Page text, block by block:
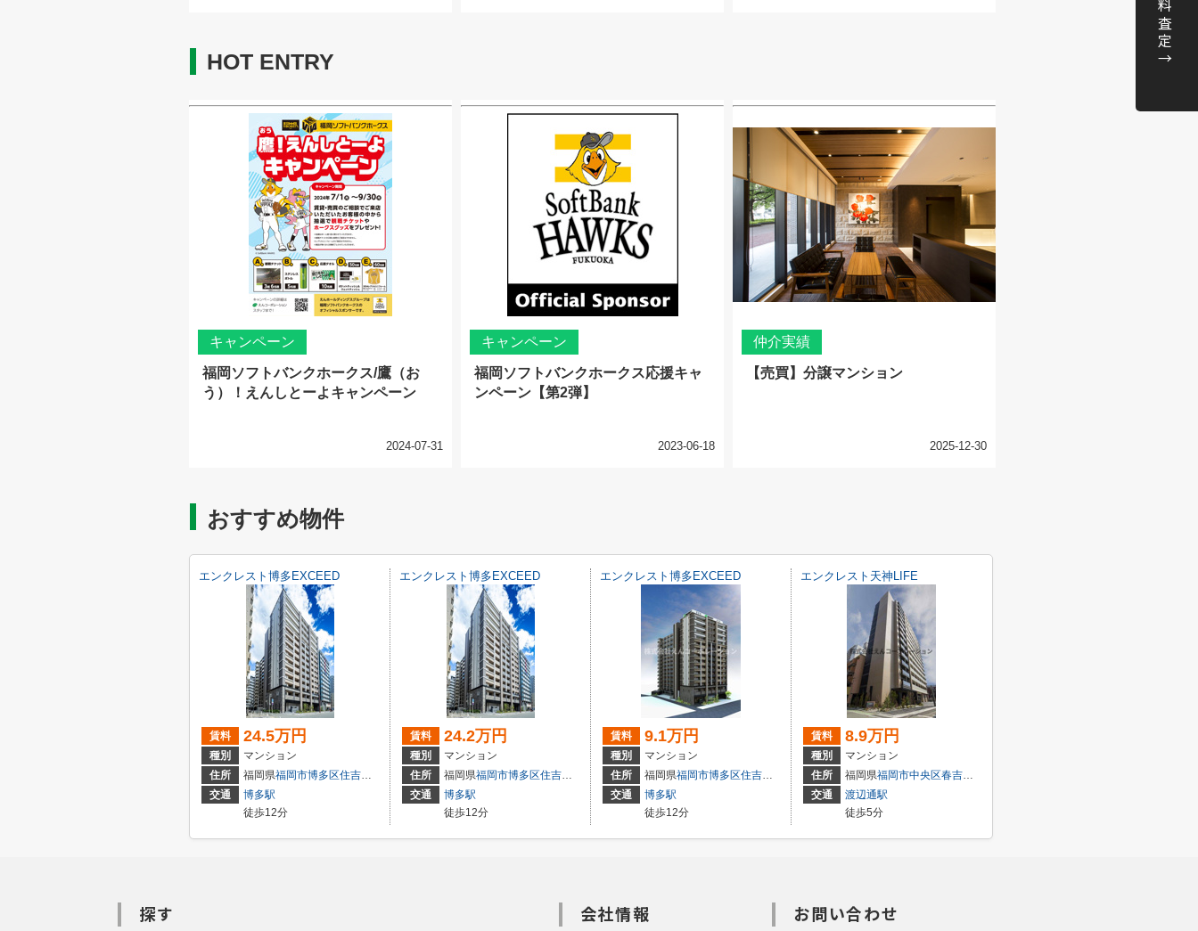
HOT ENTRY
キャンペーン
福岡ソフトバンクホークス/鷹（お
う）！えんしとーよキャンペーン
2024-07-31
キャンペーン
福岡ソフトバンクホークス応援キャ
ンペーン【第2弾】
2023-06-18
仲介実績
【売買】分譲マンション
2025-12-30
おすすめ物件
エンクレスト博多EXCEED
賃料 24.5万円
種別
マンション
住所
福岡県福岡市博多区住吉 ２丁目
交通
博多駅
徒歩12分
エンクレスト博多EXCEED
賃料 24.2万円
種別
マンション
住所
福岡県福岡市博多区住吉 ２丁目
交通
博多駅
徒歩12分
エンクレスト博多EXCEED
賃料 9.1万円
種別
マンション
住所
福岡県福岡市博多区住吉 ２丁目
交通
博多駅
徒歩12分
エンクレスト天神LIFE
賃料 8.9万円
種別
マンション
住所
福岡県福岡市中央区春吉
交通
渡辺通駅
徒歩5分
探す 会社情報 お問い合わせ
査
定
→